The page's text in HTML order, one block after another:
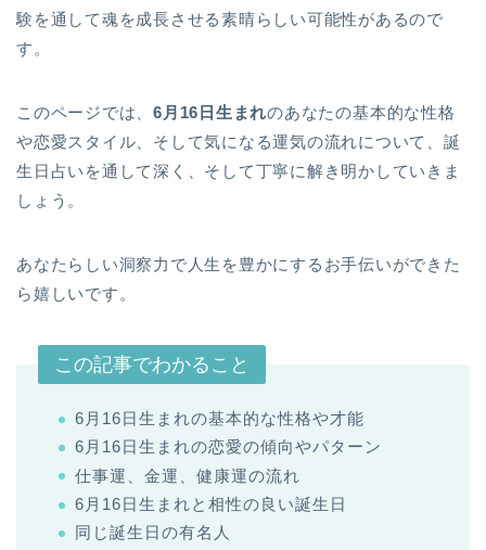
験を通して魂を成長させる素晴らしい可能性があるので
す。
このページでは、6月16日生まれのあなたの基本的な性格
や恋愛スタイル、そして気になる運気の流れについて、誕
生日占いを通して深く、そして丁寧に解き明かしていきま
しょう。
あなたらしい洞察力で人生を豊かにするお手伝いができた
ら嬉しいです。
この記事でわかること
6月16日生まれの基本的な性格や才能
6月16日生まれの恋愛の傾向やパターン
仕事運、金運、健康運の流れ
6月16日生まれと相性の良い誕生日
同じ誕生日の有名人